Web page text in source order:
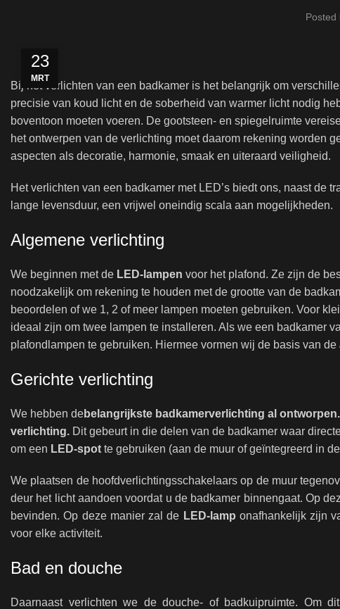
Posted
23
MRT
Bij het verlichten van een badkamer is het belangrijk om
precisie van koud licht en de soberheid van warmer licht nodig
boventoon moeten voeren. De gootsteen- en spiegelruimte
het ontwerpen van de verlichting moet daarom rekening worden
aspecten als decoratie, harmonie, smaak en uiteraard veiligheid.
Het verlichten van een badkamer met LED’s biedt ons, naast de
lange levensduur, een vrijwel oneindig scala aan mogelijkheden.
Algemene verlichting
We beginnen met de LED-lampen voor het plafond. Ze zijn de
noodzakelijk om rekening te houden met de grootte van de
beoordelen of we 1, 2 of meer lampen moeten gebruiken. Voor
ideaal zijn om twee lampen te installeren. Als we een badkamer
plafondlampen te gebruiken. Hiermee vormen wij de basis van de
Gerichte verlichting
We hebben debelangrijkste badkamerverlichting al ontworpen.
verlichting. Dit gebeurt in die delen van de badkamer waar
om een ​​ LED-spot te gebruiken (aan de muur of geïntegreerd in
We plaatsen de hoofdverlichtingsschakelaars op de muur
deur het licht aandoen voordat u de badkamer binnengaat. Op
bevinden. Op deze manier zal de LED-lamp onafhankelijk zijn
voor elke activiteit.
Bad en douche
Daarnaast verlichten we de douche- of badkuipruimte. Om